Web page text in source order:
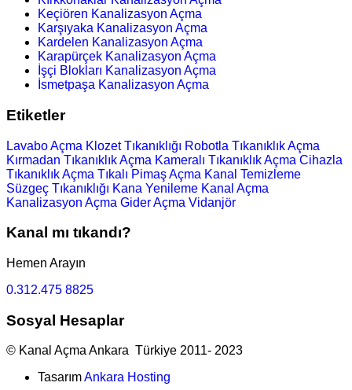
Keçiören Kanalizasyon Açma
Karşıyaka Kanalizasyon Açma
Kardelen Kanalizasyon Açma
Karapürçek Kanalizasyon Açma
İşçi Blokları Kanalizasyon Açma
İsmetpaşa Kanalizasyon Açma
Etiketler
Lavabo Açma Klozet Tıkanıklığı Robotla Tıkanıklık Açma
Kırmadan Tıkanıklık Açma Kameralı Tıkanıklık Açma Cihazla
Tıkanıklık Açma Tıkalı Pimaş Açma Kanal Temizleme
Süzgeç Tıkanıklığı Kana Yenileme Kanal Açma
Kanalizasyon Açma Gider Açma Vidanjör
Kanal mı tıkandı?
Hemen Arayın
0.312.475 8825
Sosyal Hesaplar
© Kanal Açma Ankara Türkiye 2011- 2023
TasarımAnkara Hosting